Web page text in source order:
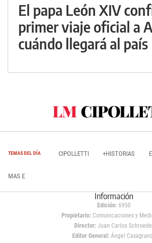
El papa León XIV
primer viaje oficial a
cuándo llegará al país
TEMAS DEL DÍA CIPOLLETTI +HISTORIAS
MAS E
Información
Edición: 6950
Propietario:Comunicaciones y
Director: Juan Carlos
Editor General:Ángel